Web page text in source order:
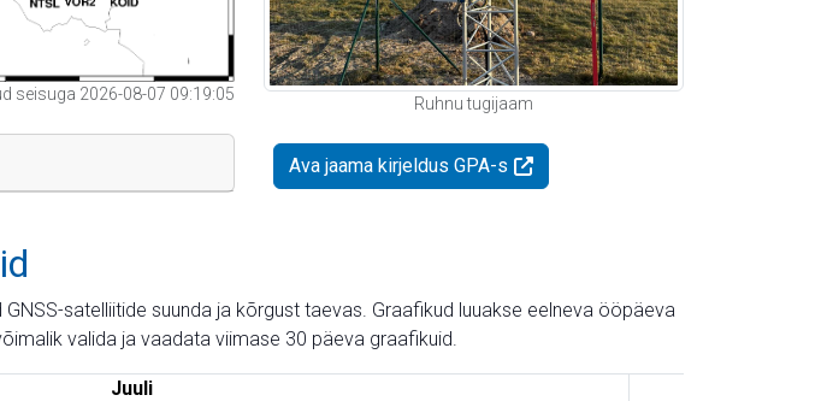
seisuga 2026-08-07 09:19:05
Ruhnu tugijaam
Ava jaama kirjeldus GPA-s
satelliitide suunda ja kõrgust taevas. Graafikud luuakse eelneva ööpäeva
valida ja vaadata viimase 30 päeva graafikuid.
Juuli